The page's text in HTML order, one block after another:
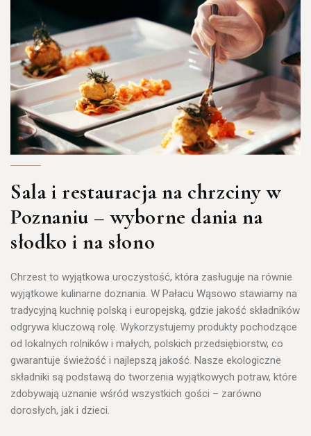
Sala i restauracja na chrzciny w
Poznaniu – wyborne dania na
słodko i na słono
Chrzest to wyjątkowa uroczystość, która zasługuje na równie
wyjątkowe kulinarne doznania. W Pałacu Wąsowo stawiamy na
tradycyjną kuchnię polską i europejską, gdzie jakość składników
odgrywa kluczową rolę. Wykorzystujemy produkty pochodzące
od lokalnych rolników i małych, polskich przedsiębiorstw, co
gwarantuje świeżość i najlepszą jakość. Nasze ekologiczne
składniki są podstawą do tworzenia wyjątkowych potraw, które
zdobywają uznanie wśród wszystkich gości – zarówno
dorosłych, jak i dzieci.